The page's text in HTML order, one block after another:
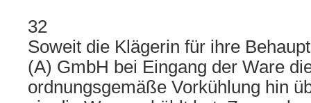
32
Soweit die Klägerin für ihre
(A) GmbH bei Eingang der Ware
ordnungsgemäße Vorkühlung hin